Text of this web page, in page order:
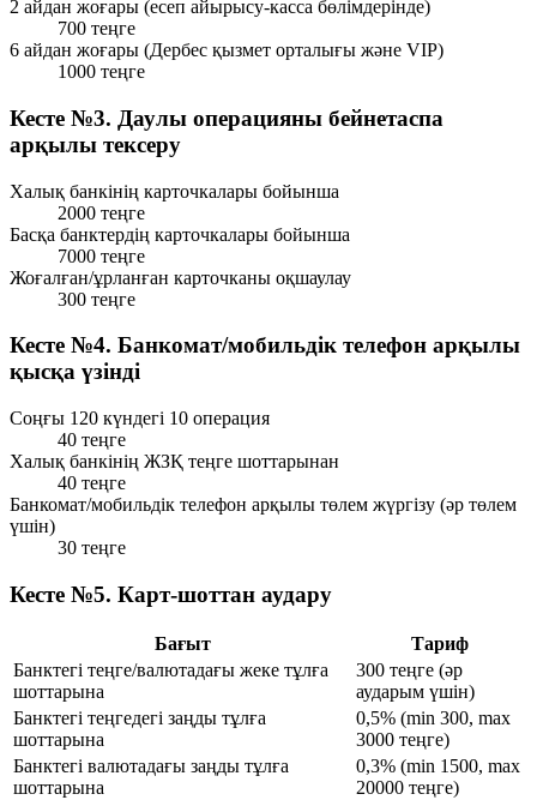
2 айдан жоғары (есеп айырысу-касса бөлімдерінде)
700 теңге
6 айдан жоғары (Дербес қызмет орталығы және VIP)
1000 теңге
Кесте №3. Даулы операцияны бейнетаспа
арқылы тексеру
Халық банкінің карточкалары бойынша
2000 теңге
Басқа банктердің карточкалары бойынша
7000 теңге
Жоғалған/ұрланған карточканы оқшаулау
300 теңге
Кесте №4. Банкомат/мобильдік телефон арқылы
қысқа үзінді
Соңғы 120 күндегі 10 операция
40 теңге
Халық банкінің ЖЗҚ теңге шоттарынан
40 теңге
Банкомат/мобильдік телефон арқылы төлем жүргізу (әр төлем
үшін)
30 теңге
Кесте №5. Карт-шоттан аудару
Бағыт
Тариф
Банктегі теңге/валютадағы жеке тұлға
шоттарына
300 теңге (әр
аударым үшін)
Банктегі теңгедегі заңды тұлға
шоттарына
0,5% (min 300, max
3000 теңге)
Банктегі валютадағы заңды тұлға
шоттарына
0,3% (min 1500, max
20000 теңге)